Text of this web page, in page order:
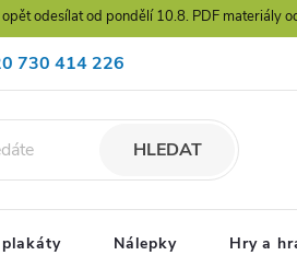
odesílat od pondělí 10.8. PDF materiály
730 414 226
HLEDAT
Nálepky Hry a